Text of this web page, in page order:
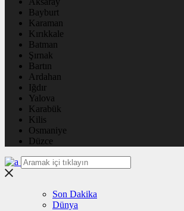
Bayburt
Karaman
Kırıkkale
Batman
Şırnak
Bartın
Ardahan
Iğdır
Yalova
Karabük
Kilis
Osmaniye
Düzce
Son Dakika
Dünya